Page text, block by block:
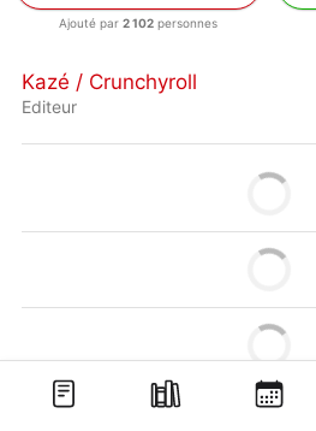
Ajouté par 2 102 personnes
Kazé / Crunchyroll
Editeur